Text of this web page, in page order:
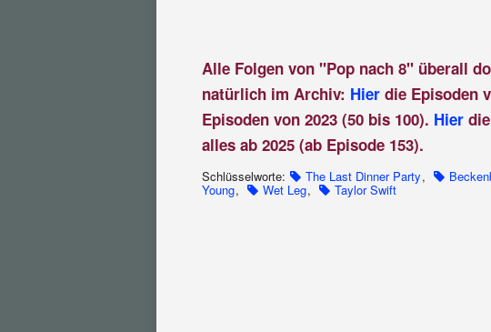
Alle Folgen von "Pop nach 8" überall
natürlich im Archiv: Hier die Episoden
Episoden von 2023 (50 bis 100). Hier
alles ab 2025 (ab Episode 153).
Schlüsselworte: The Last Dinner Party,
Young, Wet Leg, Taylor Swift